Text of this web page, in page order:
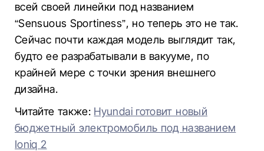
всей своей линейки под названием
“Sensuous Sportiness”, но теперь это не так.
Сейчас почти каждая модель выглядит так,
будто ее разрабатывали в вакууме, по
крайней мере с точки зрения внешнего
дизайна.
Читайте также: Hyundai готовит новый
бюджетный электромобиль под названием
Ioniq 2